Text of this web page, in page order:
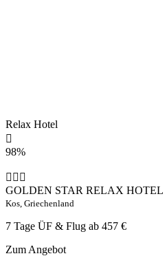
Relax Hotel
98%
GOLDEN STAR RELAX HOTEL
Kos, Griechenland
7 Tage ÜF & Flug ab 457 €
Zum Angebot